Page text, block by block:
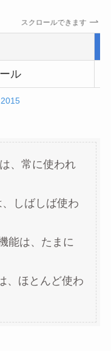
スクロールできます
ル
、常に使われ
しばしば使わ
能は、たまに
、ほとんど使わ